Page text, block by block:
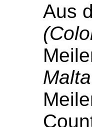
Aus
Malta